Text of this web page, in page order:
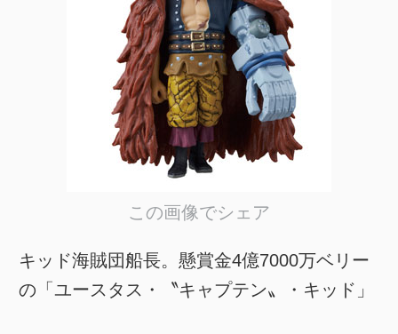
この画像でシェア
キッド海賊団船長。懸賞金4億7000万ベリー
の「ユースタス・〝キャプテン〟・キッド」